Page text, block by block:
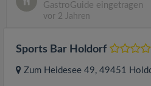
GastroGuide eingetragen
vor 2 Jahren
Sports Bar Holdorf
Zum Heidesee 49, 49451